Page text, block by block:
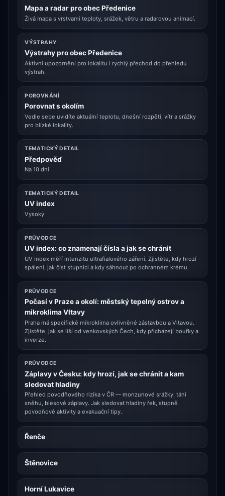
Mapa a radar pro obec Předenice
Živá mapa s vrstvami teploty, srážek, větru a radarovou animací.
VÝSTRAHY
Výstrahy pro obec Předenice
Aktivní upozornění pro lokalitu i rychlý přechod do přehledu
výstrah.
POROVNÁNÍ
Porovnat s okolím
Vedle sebe uvidíte aktuální teplotu, dnešní rozpětí, vítr a srážky
pro blízké lokality.
TEMATICKÝ DETAIL
Předpověď
Na 10 dní
TEMATICKÝ DETAIL
UV index
Vysoký
PRŮVODCE
UV index: co znamenají čísla a jak se chránit
UV index měří intenzitu ultrafialového záření. Zjistěte, kdy hrozí
spálení, jak číst stupnici a kdy sáhnout po ochranném krému.
PRŮVODCE
Počasí v Praze a okolí: městský tepelný ostrov a
mikroklima Vltavy
Praha má specifické mikroklima ovlivněné zástavbou a Vltavou.
Zjistěte, jak se liší od venkovských Čech, kdy přicházejí bouřky a
inverze.
PRŮVODCE
Záplavy v Česku: kdy hrozí, jak se chránit a kam
sledovat hladiny
Přehled povodňového rizika v ČR — monzunové srážky, tání
sněhu, blesové záplavy. Jak sledovat hladiny řek, stupně
povodňové aktivity a evakuační tipy.
Řenče
Štěnovice
Horní Lukavice